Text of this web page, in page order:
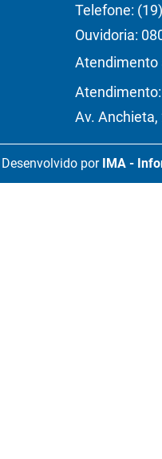
Telefone:
Ouvidoria:
Atendimento
Atendimento:
Av. Anchieta,
Desenvolvido por IMA -